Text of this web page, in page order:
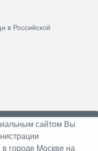
сайтом Вы
городе Москве на
в Российской